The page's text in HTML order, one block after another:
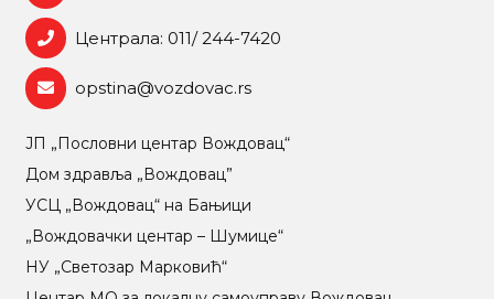
Централа: 011/ 244-7420
opstina@vozdovac.rs
ЈП „Пословни центар Вождовац“
Дом здравља „Вождовац”
УСЦ „Вождовац“ на Бањици
„Вождовачки центар – Шумице“
НУ „Светозар Марковић“